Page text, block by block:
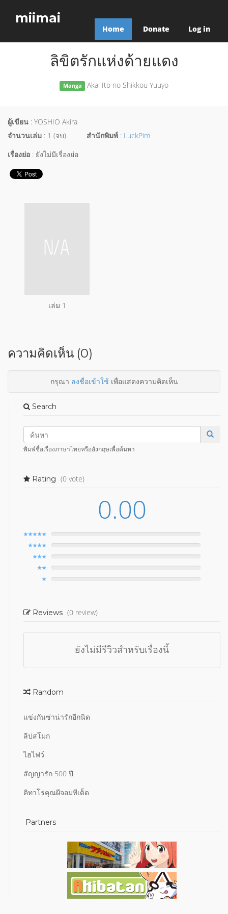
miimai
Home Donate Log in
ลิขิตรักแห่งด้ายแดง
Manga Akai Ito no Shikkou Yuuyo
ผู้เขียน : YOSHIO Akira
จำนวนเล่ม : 1 (จบ) สำนักพิมพ์ : LuckPim
เรื่องย่อ : ยังไม่มีเรื่องย่อ
เล่ม 1
ความคิดเห็น (0)
กรุณา ลงชื่อเข้าใช้เพื่อแสดงความคิดเห็น
Search
พิมพ์ชื่อเรื่องภาษาไทยหรืออังกฤษเพื่อค้นหา
Rating (0 vote)
0.00
Reviews (0 review)
ยังไม่มีรีวิวสำหรับเรื่องนี้
Random
แข่งกันซ่าน่ารักอีกนิด
ลิปสโมก
ไฮไฟว์
สัญญารัก 500 ปี
คิทาโร่คุณผีจอมทีเด็ด
Partners